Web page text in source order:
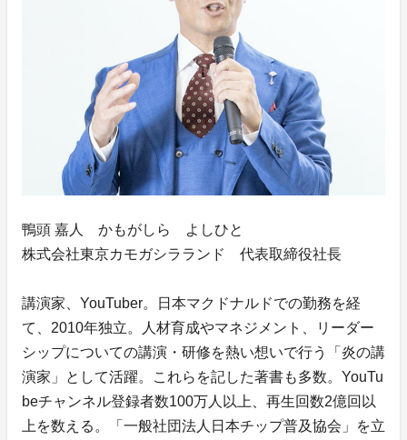
鴨頭 嘉人 かもがしら よしひと
株式会社東京カモガシラランド 代表取締役社長
講演家、YouTuber。日本マクドナルドでの勤務を経
て、2010年独立。人材育成やマネジメント、リーダー
シップについての講演・研修を熱い想いで行う「炎の講
演家」として活躍。これらを記した著書も多数。YouTu
beチャンネル登録者数100万人以上、再生回数2億回以
上を数える。「一般社団法人日本チップ普及協会」を立